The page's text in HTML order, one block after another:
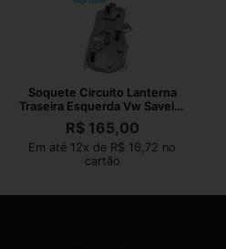
Soquete Circuito Lanterna
Traseira Esquerda Vw Saveiro
2018
R$165,00
Em até 12x de R$ 16,72 no
cartão